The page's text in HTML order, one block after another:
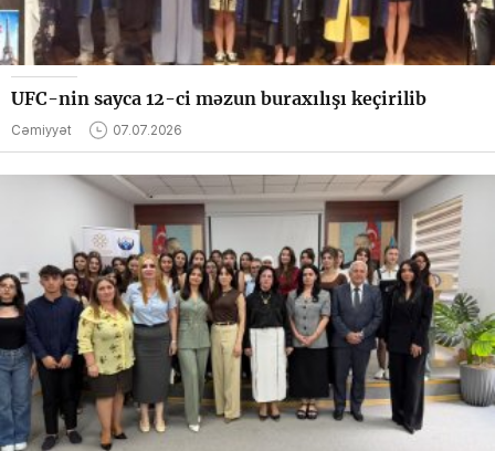
UFC-nin sayca 12-ci məzun buraxılışı keçirilib
Cəmiyyət 07.07.2026